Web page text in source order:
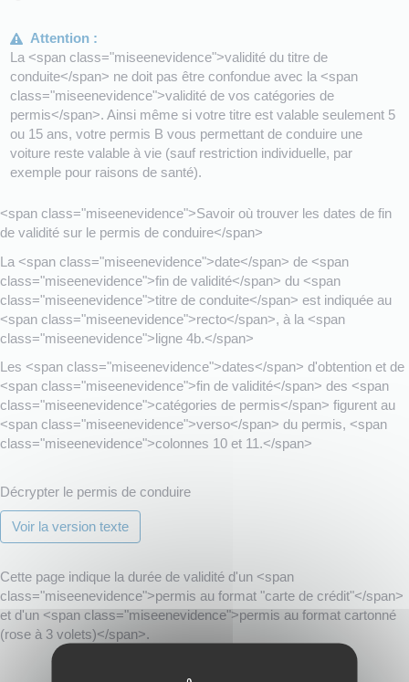
Attention :
La <span class="miseenevidence">validité du titre de
conduite</span> ne doit pas être confondue avec la <span
class="miseenevidence">validité de vos catégories de
permis</span>. Ainsi même si votre titre est valable seulement 5
ou 15 ans, votre permis B vous permettant de conduire une
voiture reste valable à vie (sauf restriction individuelle, par
exemple pour raisons de santé).
<span class="miseenevidence">Savoir où trouver les dates de fin
de validité sur le permis de conduire</span>
La <span class="miseenevidence">date</span> de <span
class="miseenevidence">fin de validité</span> du <span
class="miseenevidence">titre de conduite</span> est indiquée au
<span class="miseenevidence">recto</span>, à la <span
class="miseenevidence">ligne 4b.</span>
Les <span class="miseenevidence">dates</span> d'obtention et de
<span class="miseenevidence">fin de validité</span> des <span
class="miseenevidence">catégories de permis</span> figurent au
<span class="miseenevidence">verso</span> du permis, <span
class="miseenevidence">colonnes 10 et 11.</span>
Décrypter le permis de conduire
Voir la version texte
Cette page indique la durée de validité d'un <span
class="miseenevidence">permis au format "carte de crédit"</span>
et d'un <span class="miseenevidence">permis au format cartonné
(rose à 3 volets)</span>.